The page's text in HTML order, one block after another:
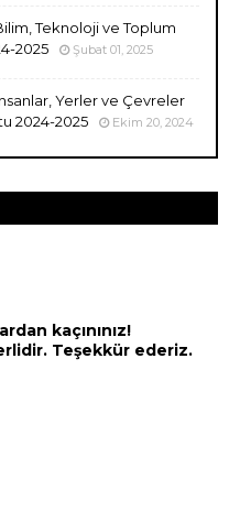
Teknoloji ve Toplum
2025
Şubat 01, 2025
Yerler ve Çevreler
2024-2025
Ekim 20, 2024
kaçınınız!
Teşekkür ederiz.